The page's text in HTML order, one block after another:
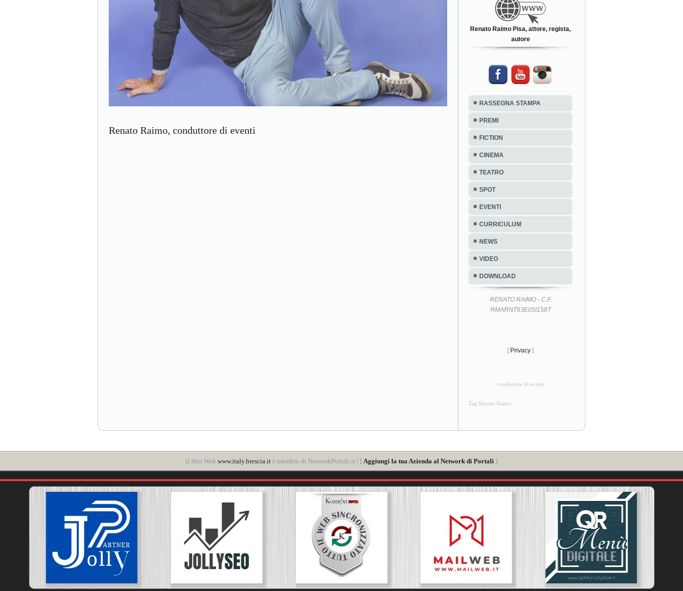
Renato Raimo, conduttore di eventi
Renato Raimo Pisa, attore, regista,
autore
RASSEGNA STAMPA
PREMI
FICTION
CINEMA
TEATRO
SPOT
EVENTI
CURRICULUM
NEWS
VIDEO
DOWNLOAD
RENATO RAIMO - C.F.
RMARNT63E05I158T
[ Privacy ]
conduttore di eventi
Tag Renato Raimo
il Sito Web www.italy.brescia.it è membro di NetworkPortali.it | [ Aggiungi la tua Azienda al Network di Portali ]